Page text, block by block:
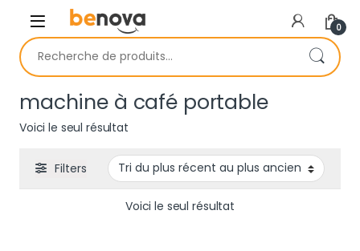
Skip to navigation
Skip to content
0
Recherche pour :
machine à café portable
Voici le seul résultat
Filters
Voici le seul résultat